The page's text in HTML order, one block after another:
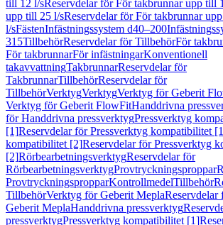
till 12 l/sReservdelar för För takbrunnar upp till
upp till 25 l/sReservdelar för För takbrunnar
l/sFästenInfästningssystem d40–200
315TillbehörReservdelar för TillbehörFör
För takbrunnarFör infästningarKonventionell
takavvattningTakbrunnarReservdelar för
TakbrunnarTillbehörReservdelar för
TillbehörVerktygVerktygVerktyg för Geberit
Verktyg för Geberit FlowFitHanddrivna
för Handdrivna pressverktygPressverktyg
[1]Reservdelar för Pressverktyg kompatibilitet
kompatibilitet [2]Reservdelar för Pressverktyg
[2]RörbearbetningsverktygReservdelar för
RörbearbetningsverktygProvtryckningsproppar
ProvtryckningspropparKontrollmedelTillbehör
TillbehörVerktyg för Geberit Mepla
Geberit MeplaHanddrivna pressverktyg
pressverktygPressverktyg kompatibilitet [1]